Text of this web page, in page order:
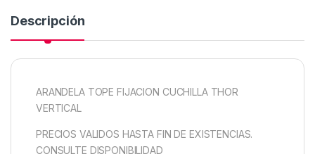
Descripción
ARANDELA TOPE FIJACION CUCHILLA THOR
VERTICAL
PRECIOS VALIDOS HASTA FIN DE EXISTENCIAS.
CONSULTE DISPONIBILIDAD